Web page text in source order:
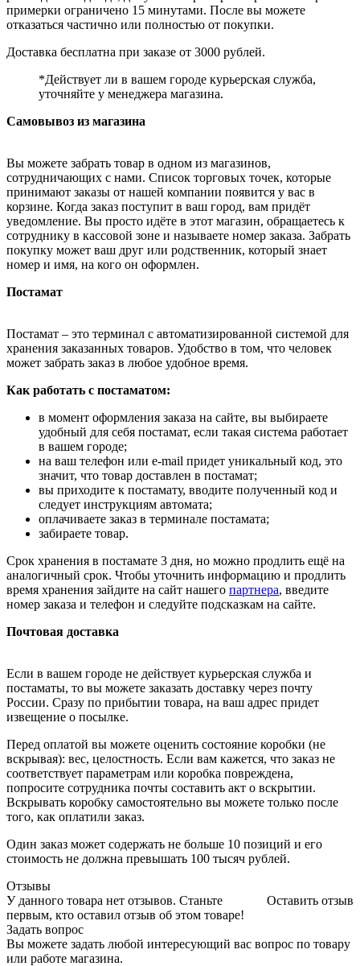
примерки ограничено 15 минутами. После вы можете
отказаться частично или полностью от покупки.
Доставка бесплатна при заказе от 3000 рублей.
*Действует ли в вашем городе курьерская служба,
уточняйте у менеджера магазина.
Самовывоз из магазина
Вы можете забрать товар в одном из магазинов,
сотрудничающих с нами. Список торговых точек, которые
принимают заказы от нашей компании появится у вас в
корзине. Когда заказ поступит в ваш город, вам придёт
уведомление. Вы просто идёте в этот магазин, обращаетесь к
сотруднику в кассовой зоне и называете номер заказа. Забрать
покупку может ваш друг или родственник, который знает
номер и имя, на кого он оформлен.
Постамат
Постамат – это терминал с автоматизированной системой для
хранения заказанных товаров. Удобство в том, что человек
может забрать заказ в любое удобное время.
Как работать с постаматом:
в момент оформления заказа на сайте, вы выбираете
удобный для себя постамат, если такая система работает
в вашем городе;
на ваш телефон или e-mail придет уникальный код, это
значит, что товар доставлен в постамат;
вы приходите к постамату, вводите полученный код и
следует инструкциям автомата;
оплачиваете заказ в терминале постамата;
забираете товар.
Срок хранения в постамате 3 дня, но можно продлить ещё на
аналогичный срок. Чтобы уточнить информацию и продлить
время хранения зайдите на сайт нашего партнера, введите
номер заказа и телефон и следуйте подсказкам на сайте.
Почтовая доставка
Если в вашем городе не действует курьерская служба и
постаматы, то вы можете заказать доставку через почту
России. Сразу по прибытии товара, на ваш адрес придет
извещение о посылке.
Перед оплатой вы можете оценить состояние коробки (не
вскрывая): вес, целостность. Если вам кажется, что заказ не
соответствует параметрам или коробка повреждена,
попросите сотрудника почты составить акт о вскрытии.
Вскрывать коробку самостоятельно вы можете только после
того, как оплатили заказ.
Один заказ может содержать не больше 10 позиций и его
стоимость не должна превышать 100 тысяч рублей.
Отзывы
Оставить отзыв
У данного товара нет отзывов. Станьте
первым, кто оставил отзыв об этом товаре!
Задать вопрос
Вы можете задать любой интересующий вас вопрос по товару
или работе магазина.